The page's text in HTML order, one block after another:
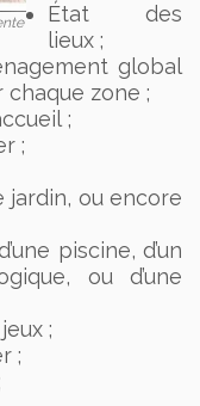
État des
lieux ;
global
zone ;
;
;
jardin, ou encore
piscine, d’un
ou d’une
;
;